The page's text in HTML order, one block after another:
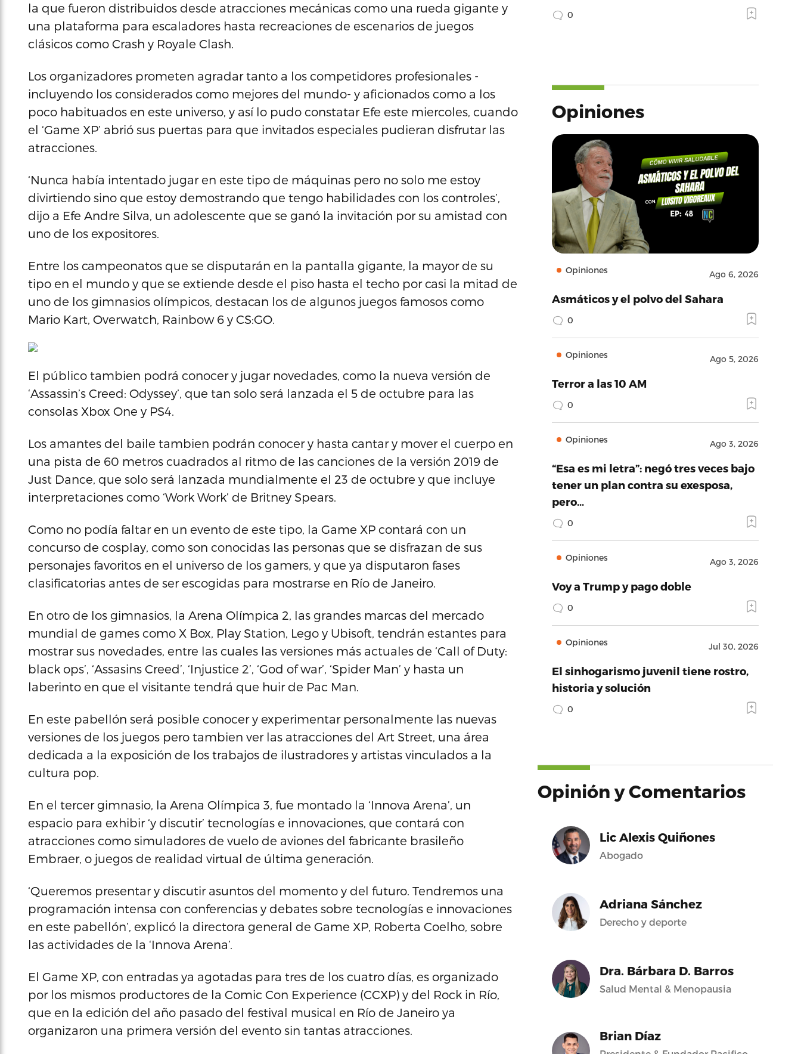
la que fueron distribuidos desde atracciones mecánicas como una rueda gigante y
una plataforma para escaladores hasta recreaciones de escenarios de juegos
clásicos como Crash y Royale Clash.
Los organizadores prometen agradar tanto a los competidores profesionales -
incluyendo los considerados como mejores del mundo- y aficionados como a los
poco habituados en este universo, y así lo pudo constatar Efe este miercoles, cuando
el ‘Game XP’ abrió sus puertas para que invitados especiales pudieran disfrutar las
atracciones.
‘Nunca había intentado jugar en este tipo de máquinas pero no solo me estoy
divirtiendo sino que estoy demostrando que tengo habilidades con los controles’,
dijo a Efe Andre Silva, un adolescente que se ganó la invitación por su amistad con
uno de los expositores.
Entre los campeonatos que se disputarán en la pantalla gigante, la mayor de su
tipo en el mundo y que se extiende desde el piso hasta el techo por casi la mitad de
uno de los gimnasios olímpicos, destacan los de algunos juegos famosos como
Mario Kart, Overwatch, Rainbow 6 y CS:GO.
El público tambien podrá conocer y jugar novedades, como la nueva versión de
‘Assassin’s Creed: Odyssey’, que tan solo será lanzada el 5 de octubre para las
consolas Xbox One y PS4.
Los amantes del baile tambien podrán conocer y hasta cantar y mover el cuerpo en
una pista de 60 metros cuadrados al ritmo de las canciones de la versión 2019 de
Just Dance, que solo será lanzada mundialmente el 23 de octubre y que incluye
interpretaciones como ‘Work Work’ de Britney Spears.
Como no podía faltar en un evento de este tipo, la Game XP contará con un
concurso de cosplay, como son conocidas las personas que se disfrazan de sus
personajes favoritos en el universo de los gamers, y que ya disputaron fases
clasificatorias antes de ser escogidas para mostrarse en Río de Janeiro.
En otro de los gimnasios, la Arena Olímpica 2, las grandes marcas del mercado
mundial de games como X Box, Play Station, Lego y Ubisoft, tendrán estantes para
mostrar sus novedades, entre las cuales las versiones más actuales de ‘Call of Duty:
black ops’, ‘Assasins Creed’, ‘Injustice 2’, ‘God of war’, ‘Spider Man’ y hasta un
laberinto en que el visitante tendrá que huir de Pac Man.
En este pabellón será posible conocer y experimentar personalmente las nuevas
versiones de los juegos pero tambien ver las atracciones del Art Street, una área
dedicada a la exposición de los trabajos de ilustradores y artistas vinculados a la
cultura pop.
En el tercer gimnasio, la Arena Olímpica 3, fue montado la ‘Innova Arena’, un
espacio para exhibir ‘y discutir’ tecnologías e innovaciones, que contará con
atracciones como simuladores de vuelo de aviones del fabricante brasileño
Embraer, o juegos de realidad virtual de última generación.
‘Queremos presentar y discutir asuntos del momento y del futuro. Tendremos una
programación intensa con conferencias y debates sobre tecnologías e innovaciones
en este pabellón’, explicó la directora general de Game XP, Roberta Coelho, sobre
las actividades de la ‘Innova Arena’.
El Game XP, con entradas ya agotadas para tres de los cuatro días, es organizado
por los mismos productores de la Comic Con Experience (CCXP) y del Rock in Río,
que en la edición del año pasado del festival musical en Río de Janeiro ya
organizaron una primera versión del evento sin tantas atracciones.
0
Opiniones
Opiniones Ago 6, 2026
Asmáticos y el polvo del Sahara
0
Opiniones Ago 5, 2026
Terror a las 10 AM
0
Opiniones Ago 3, 2026
“Esa es mi letra”: negó tres veces bajo
tener un plan contra su exesposa,
pero…
0
Opiniones Ago 3, 2026
Voy a Trump y pago doble
0
Opiniones Jul 30, 2026
El sinhogarismo juvenil tiene rostro,
historia y solución
0
Opinión y Comentarios
Lic Alexis Quiñones
Abogado
Adriana Sánchez
Derecho y deporte
Dra. Bárbara D. Barros
Salud Mental & Menopausia
Brian Díaz